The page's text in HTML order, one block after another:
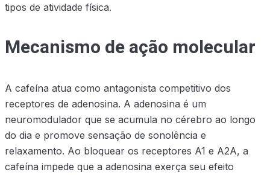
tipos de atividade física.
Mecanismo de ação molecular
A cafeína atua como antagonista competitivo dos
receptores de adenosina. A adenosina é um
neuromodulador que se acumula no cérebro ao longo
do dia e promove sensação de sonolência e
relaxamento. Ao bloquear os receptores A1 e A2A, a
cafeína impede que a adenosina exerça seu efeito